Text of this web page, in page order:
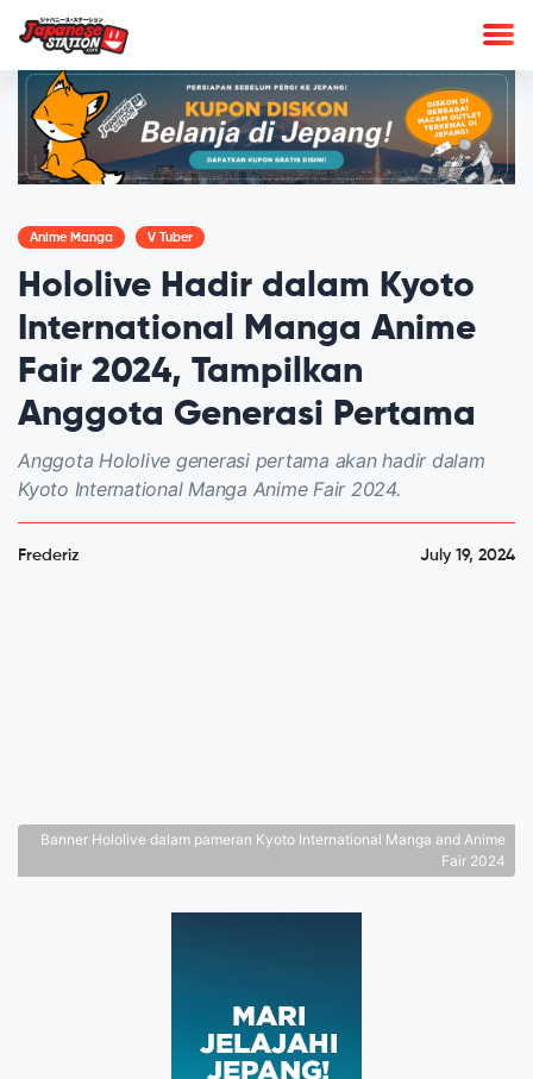
Anime Manga V Tuber
Hololive Hadir dalam Kyoto
International Manga Anime
Fair 2024, Tampilkan
Anggota Generasi Pertama
Anggota Hololive generasi pertama akan hadir dalam
Kyoto International Manga Anime Fair 2024.
Frederiz July 19, 2024
Banner Hololive dalam pameran Kyoto International Manga and Anime
Fair 2024